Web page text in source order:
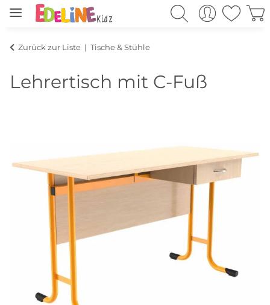
Zurück zur Liste Tische & Stühle
Lehrertisch mit C-Fuß